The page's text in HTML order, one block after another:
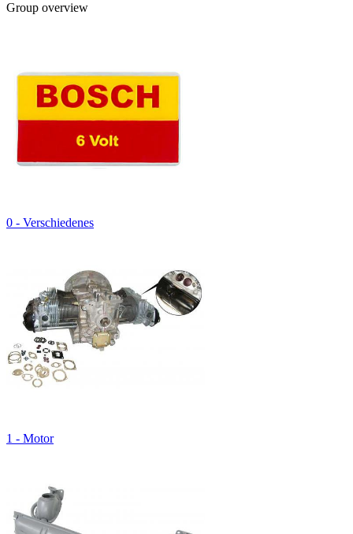
Group overview
0 - Verschiedenes
1 - Motor